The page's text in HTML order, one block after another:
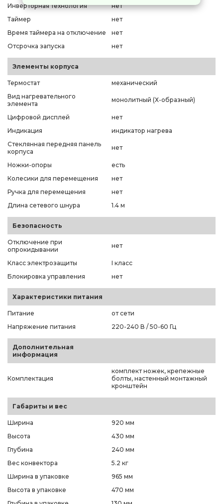
Инверторная технология
нет
Таймер
нет
Время таймера на отключение
нет
Отсрочка запуска
нет
Элементы корпуса
Термостат
механический
Вид нагревательного
элемента
монолитный (Х-образный)
Цифровой дисплей
нет
Индикация
индикатор нагрева
Стеклянная передняя панель
корпуса
нет
Ножки-опоры
есть
Колесики для перемещения
нет
Ручка для перемещения
нет
Длина сетевого шнура
1.4 м
Безопасность
Отключение при
опрокидывании
нет
Класс электрозащиты
I класс
Блокировка управления
нет
Характеристики питания
Питание
от сети
Напряжение питания
220-240 В / 50-60 Гц
Дополнительная
информация
Комплектация
комплект ножек, крепежные
болты, настенный монтажный
кронштейн
Габариты и вес
Ширина
920 мм
Высота
430 мм
Глубина
240 мм
Вес конвектора
5.2 кг
Ширина в упаковке
965 мм
Высота в упаковке
470 мм